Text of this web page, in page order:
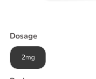
Dosage
2mg